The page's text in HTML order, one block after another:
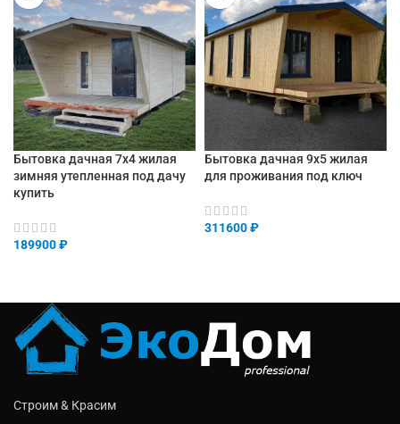
Бытовка дачная 7х4 жилая
зимняя утепленная под дачу
купить
189900₽
Бытовка дачная 9х5 жилая
для проживания под ключ
311600₽
Строим & Красим